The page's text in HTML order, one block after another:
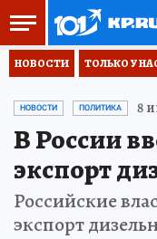
НОВОСТИ ТОЛЬКО У
НОВОСТИ ПОЛИТИКА 8
В России
экспорт
Российские
экспорт